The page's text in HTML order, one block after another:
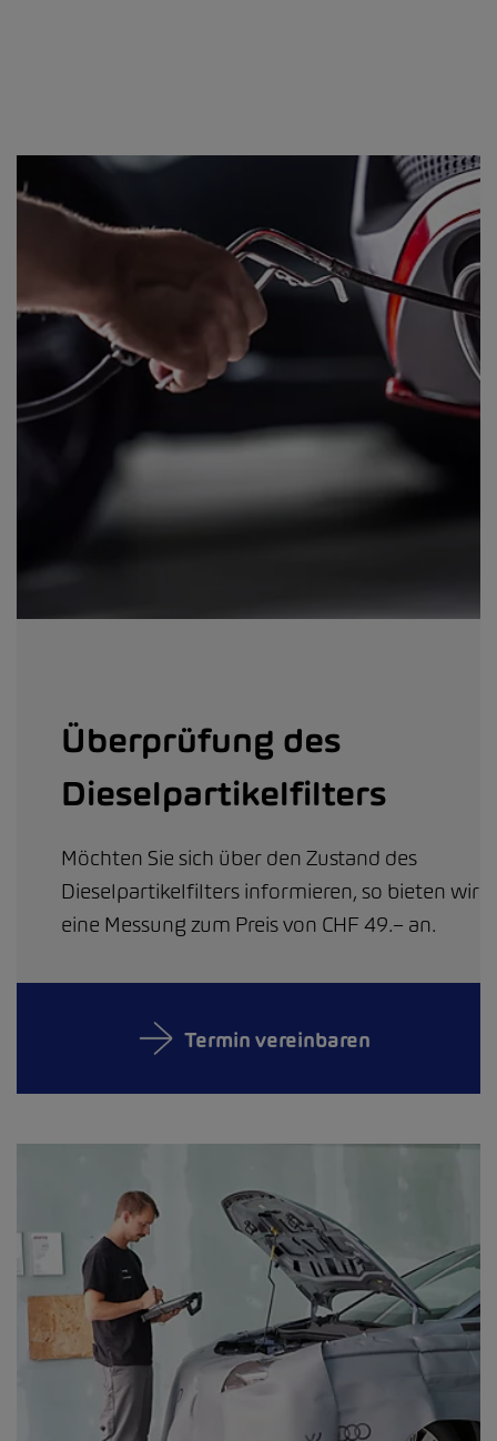
Überprüfung des
Dieselpartikelfilters
Möchten Sie sich über den Zustand des
Dieselpartikelfilters informieren, so bieten wir
eine Messung zum Preis von CHF 49.– an.
Termin vereinbaren